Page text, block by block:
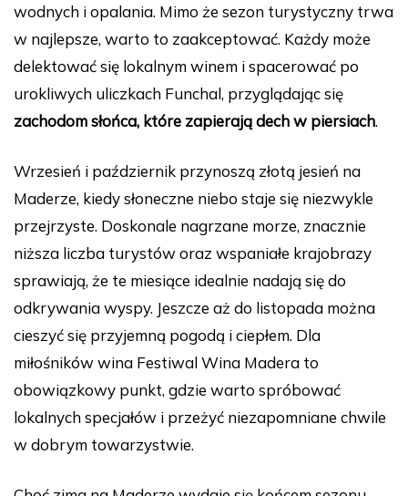
wodnych i opalania. Mimo że sezon turystyczny trwa
w najlepsze, warto to zaakceptować. Każdy może
delektować się lokalnym winem i spacerować po
urokliwych uliczkach Funchal, przyglądając się
zachodom słońca, które zapierają dech w piersiach.
Wrzesień i październik przynoszą złotą jesień na
Maderze, kiedy słoneczne niebo staje się niezwykle
przejrzyste. Doskonale nagrzane morze, znacznie
niższa liczba turystów oraz wspaniałe krajobrazy
sprawiają, że te miesiące idealnie nadają się do
odkrywania wyspy. Jeszcze aż do listopada można
cieszyć się przyjemną pogodą i ciepłem. Dla
miłośników wina Festiwal Wina Madera to
obowiązkowy punkt, gdzie warto spróbować
lokalnych specjałów i przeżyć niezapomniane chwile
w dobrym towarzystwie.